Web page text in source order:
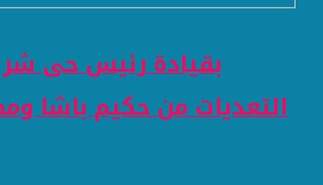
بقيادة رئيس حى
التعديات من حكيم باشا